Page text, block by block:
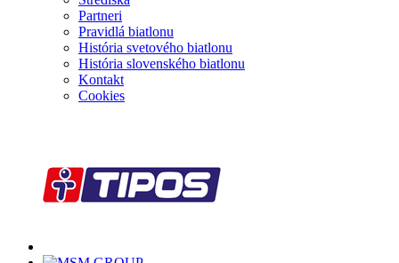
Partneri
Pravidlá biatlonu
História svetového biatlonu
História slovenského biatlonu
Kontakt
Cookies